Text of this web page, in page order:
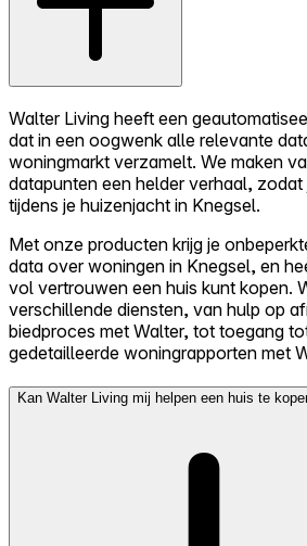
Walter Living heeft een
dat in een oogwenk alle relevante
woningmarkt verzamelt. We maken
datapunten een helder verhaal, zodat
tijdens je huizenjacht in Knegsel.
Met onze producten krijg je
data over woningen in Knegsel, en
vol vertrouwen een huis kunt kopen.
verschillende diensten, van hulp op
biedproces met Walter, tot toegang
gedetailleerde woningrapporten met
Kan Walter Living mij helpen een huis te